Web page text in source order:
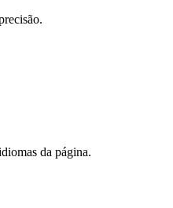
da página.